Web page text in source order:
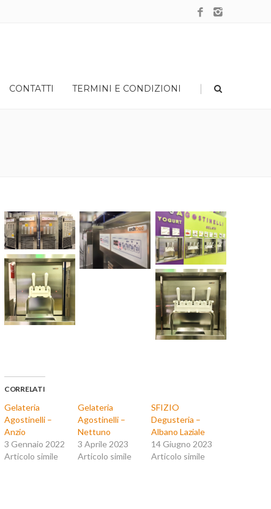
CONTATTI TERMINI E CONDIZIONI |
CORRELATI
Gelateria
Agostinelli –
Anzio
3 Gennaio 2022
Articolo simile
Gelateria
Agostinelli –
Nettuno
3 Aprile 2023
Articolo simile
SFIZIO
Degusteria –
Albano Laziale
14 Giugno 2023
Articolo simile